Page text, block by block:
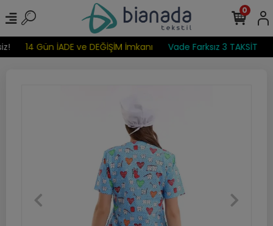
14 Gün İADE ve DEĞİŞİM İmkanı Vade Farksız 3 TAKSİT
0